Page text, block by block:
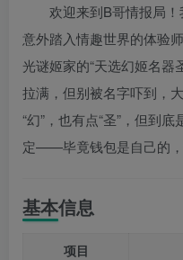
欢迎来到B哥情报局
意外踏入情趣世界的体验
光谜姬家的“天选幻姬名器
拉满，但别被名字吓到，
“幻”，也有点“圣”，但到
定——毕竟钱包是自己的，
基本信息
项目